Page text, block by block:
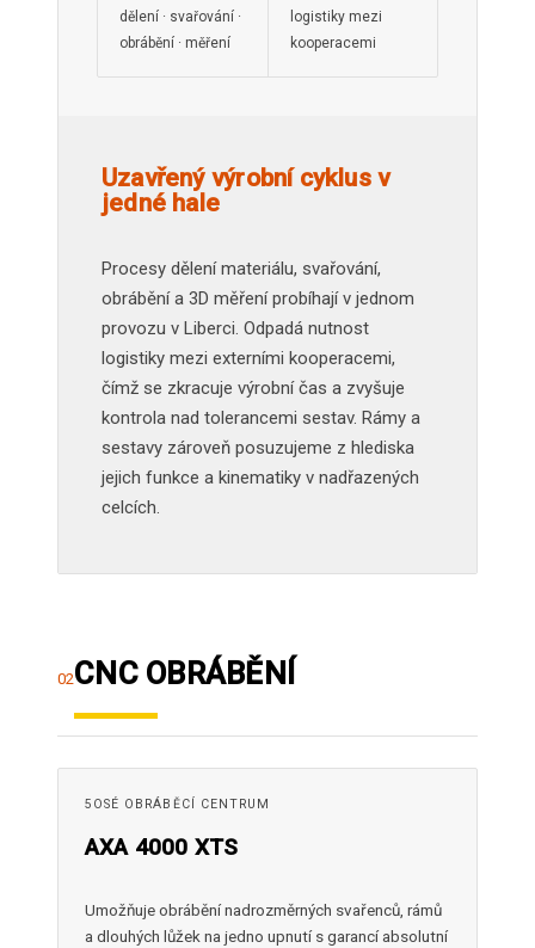
dělení · svařování ·
obrábění · měření
logistiky mezi
kooperacemi
Uzavřený výrobní cyklus v
jedné hale
Procesy dělení materiálu, svařování,
obrábění a 3D měření probíhají v jednom
provozu v Liberci. Odpadá nutnost
logistiky mezi externími kooperacemi,
čímž se zkracuje výrobní čas a zvyšuje
kontrola nad tolerancemi sestav. Rámy a
sestavy zároveň posuzujeme z hlediska
jejich funkce a kinematiky v nadřazených
celcích.
02CNC OBRÁBĚNÍ
5OSÉ OBRÁBĚCÍ CENTRUM
AXA 4000 XTS
Umožňuje obrábění nadrozměrných svařenců, rámů
a dlouhých lůžek na jedno upnutí s garancí absolutní